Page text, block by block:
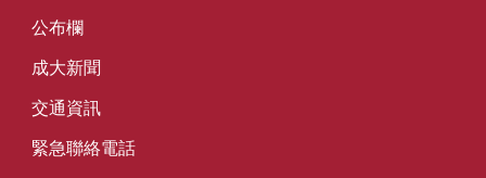
公布欄
成大新聞
交通資訊
緊急聯絡電話